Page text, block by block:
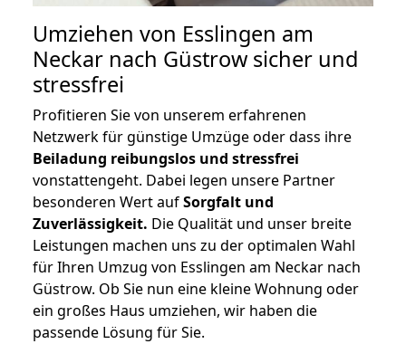
Umziehen von Esslingen am
Neckar nach Güstrow sicher und
stressfrei
Profitieren Sie von unserem erfahrenen
Netzwerk für günstige Umzüge oder dass ihre
Beiladung reibungslos und stressfrei
vonstattengeht. Dabei legen unsere Partner
besonderen Wert aufSorgfalt und
Zuverlässigkeit. Die Qualität und unser breite
Leistungen machen uns zu der optimalen Wahl
für Ihren Umzug von Esslingen am Neckar nach
Güstrow. Ob Sie nun eine kleine Wohnung oder
ein großes Haus umziehen, wir haben die
passende Lösung für Sie.